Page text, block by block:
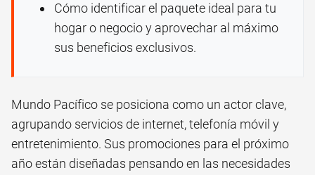
Cómo identificar el paquete ideal para tu
hogar o negocio y aprovechar al máximo
sus beneficios exclusivos.
Mundo Pacífico se posiciona como un actor clave,
agrupando servicios de internet, telefonía móvil y
entretenimiento. Sus promociones para el próximo
año están diseñadas pensando en las necesidades